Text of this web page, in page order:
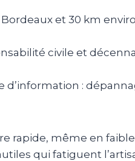
et 30 km
civile et
d’information :
même en
qui fatiguent